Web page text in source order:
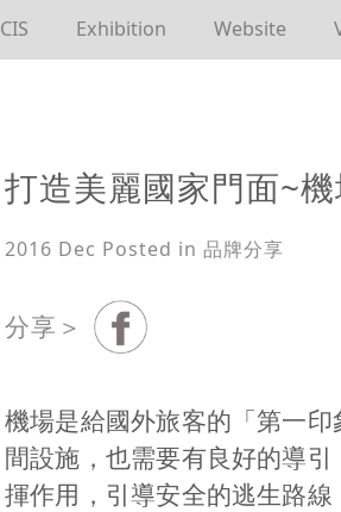
CIS Exhibition Website
打造美麗國家門面~
2016 Dec Posted in 品牌分享
分享＞
機場是給國外旅客的「第一
間設施，也需要有良好的導
揮作用，引導安全的逃生路